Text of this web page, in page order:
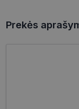
Prekės